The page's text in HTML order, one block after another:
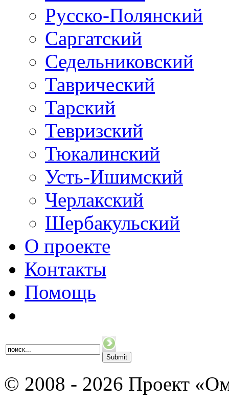
Русско-Полянский
Саргатский
Седельниковский
Таврический
Тарский
Тевризский
Тюкалинский
Усть-Ишимский
Черлакский
Шербакульский
О проекте
Контакты
Помощь
© 2008 - 2026 Проект